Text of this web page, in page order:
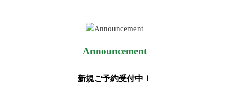
Announcement
新規ご予約受付中！